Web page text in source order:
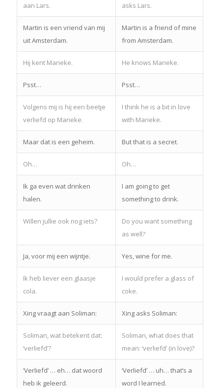
aan Lars.
asks Lars.
Martin is een vriend van mij
uit Amsterdam.
Martin is a friend of mine
from Amsterdam.
Hij kent Marieke. He knows Marieke.
Psst… Psst…
Volgens mij is hij een beetje
verliefd op Marieke.
I think he is a bit in love
with Marieke.
Maar dat is een geheim. But that is a secret.
Oh… Oh…
Ik ga even wat drinken
halen.
I am going to get
something to drink.
Willen jullie ook nog iets?
Do you want something
as well?
Ja, voor mij een wijntje. Yes, wine for me.
Ik heb liever een glaasje
cola.
I would prefer a glass of
coke.
Xing vraagt aan Soliman: Xing asks Soliman:
Soliman, wat betekent dat:
‘verliefd’?
Soliman, what does that
mean: ‘verliefd’ (in love)?
‘Verliefd’ … eh… dat woord
heb ik geleerd.
‘Verliefd’ … uh… that’s a
word I learned.